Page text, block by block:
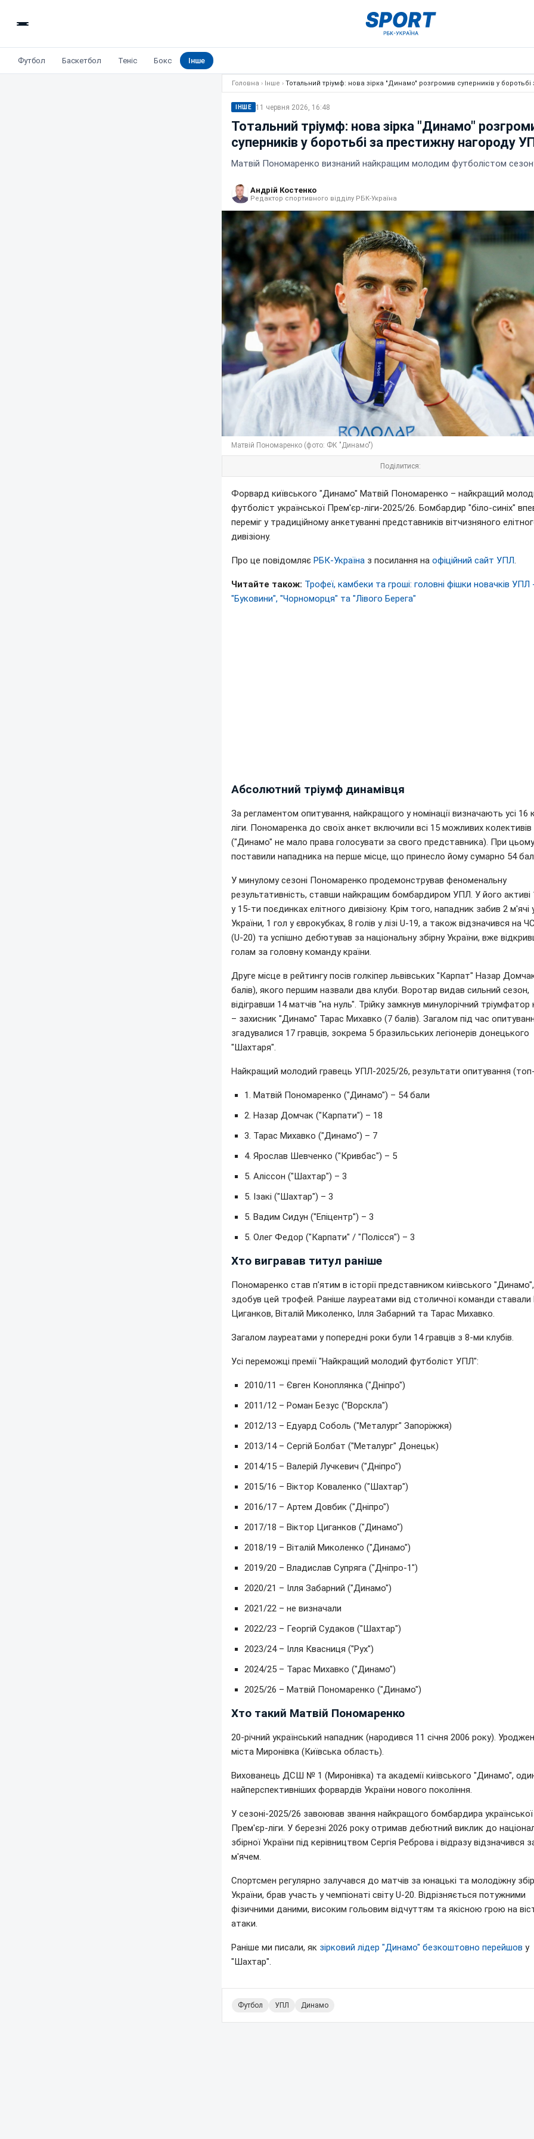
Футбол Баскетбол Теніс Бокс Інше
Головна › Інше › Тотальний тріумф: нова зірка "Динамо" розгромив суперників у
ІНШЕ 11 червня 2026, 16:48
Тотальний тріумф: нова зірка "Динамо"
суперників у боротьбі за престижну нагороду
Матвій Пономаренко визнаний найкращим молодим футболістом
Андрій Костенко
Редактор спортивного відділу РБК-Україна
Матвій Пономаренко (фото: ФК "Динамо")
Поділитися:
Форвард київського "Динамо" Матвій Пономаренко – найкращий
футболіст української Прем'єр-ліги-2025/26. Бомбардир "біло-синіх"
переміг у традиційному анкетуванні представників вітчизняного
дивізіону.
Про це повідомляє РБК-Україна з посилання на офіційний сайт УПЛ.
Читайте також: Трофеї, камбеки та гроші: головні фішки новачків УПЛ
"Буковини", "Чорноморця" та "Лівого Берега"
Абсолютний тріумф динамівця
За регламентом опитування, найкращого у номінації визначають усі 16
ліги. Пономаренка до своїх анкет включили всі 15 можливих колективів
("Динамо" не мало права голосувати за свого представника). При
поставили нападника на перше місце, що принесло йому сумарно 54
У минулому сезоні Пономаренко продемонстрував феноменальну
результативність, ставши найкращим бомбардиром УПЛ. У його активі
у 15-ти поєдинках елітного дивізіону. Крім того, нападник забив 2 м'ячі
України, 1 гол у єврокубках, 8 голів у лізі U-19, а також відзначився на
(U-20) та успішно дебютував за національну збірну України, вже
голам за головну команду країни.
Друге місце в рейтингу посів голкіпер львівських "Карпат" Назар
балів), якого першим назвали два клуби. Воротар видав сильний сезон,
відігравши 14 матчів "на нуль". Трійку замкнув минулорічний тріумфатор
– захисник "Динамо" Тарас Михавко (7 балів). Загалом під час
згадувалися 17 гравців, зокрема 5 бразильських легіонерів донецького
"Шахтаря".
Найкращий молодий гравець УПЛ-2025/26, результати опитування
1. Матвій Пономаренко ("Динамо") – 54 бали
2. Назар Домчак ("Карпати") – 18
3. Тарас Михавко ("Динамо") – 7
4. Ярослав Шевченко ("Кривбас") – 5
5. Аліссон ("Шахтар") – 3
5. Ізакі ("Шахтар") – 3
5. Вадим Сидун ("Епіцентр") – 3
5. Олег Федор ("Карпати" / "Полісся") – 3
Хто вигравав титул раніше
Пономаренко став п'ятим в історії представником київського
здобув цей трофей. Раніше лауреатами від столичної команди ставали
Циганков, Віталій Миколенко, Ілля Забарний та Тарас Михавко.
Загалом лауреатами у попередні роки були 14 гравців з 8-ми клубів.
Усі переможці премії "Найкращий молодий футболіст УПЛ":
2010/11 – Євген Коноплянка ("Дніпро")
2011/12 – Роман Безус ("Ворскла")
2012/13 – Едуард Соболь ("Металург" Запоріжжя)
2013/14 – Сергій Болбат ("Металург" Донецьк)
2014/15 – Валерій Лучкевич ("Дніпро")
2015/16 – Віктор Коваленко ("Шахтар")
2016/17 – Артем Довбик ("Дніпро")
2017/18 – Віктор Циганков ("Динамо")
2018/19 – Віталій Миколенко ("Динамо")
2019/20 – Владислав Супряга ("Дніпро-1")
2020/21 – Ілля Забарний ("Динамо")
2021/22 – не визначали
2022/23 – Георгій Судаков ("Шахтар")
2023/24 – Ілля Квасниця ("Рух")
2024/25 – Тарас Михавко ("Динамо")
2025/26 – Матвій Пономаренко ("Динамо")
Хто такий Матвій Пономаренко
20-річний український нападник (народився 11 січня 2006 року).
міста Миронівка (Київська область).
Вихованець ДСШ № 1 (Миронівка) та академії київського "Динамо",
найперспективніших форвардів України нового покоління.
У сезоні-2025/26 завоював звання найкращого бомбардира української
Прем'єр-ліги. У березні 2026 року отримав дебютний виклик до
збірної України під керівництвом Сергія Реброва і відразу відзначився
м'ячем.
Спортсмен регулярно залучався до матчів за юнацькі та молодіжну
України, брав участь у чемпіонаті світу U-20. Відрізняється потужними
фізичними даними, високим гольовим відчуттям та якісною грою на
атаки.
Раніше ми писали, як зірковий лідер "Динамо" безкоштовно перейшов у
"Шахтар".
Футбол УПЛ Динамо